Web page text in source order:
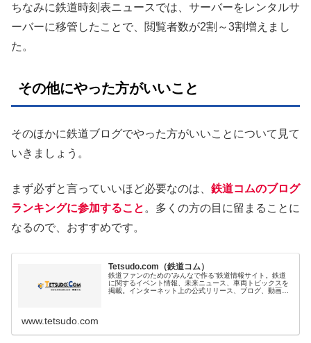
ちなみに鉄道時刻表ニュースでは、サーバーをレンタルサ
ーバーに移管したことで、閲覧者数が2割～3割増えまし
た。
その他にやった方がいいこと
そのほかに鉄道ブログでやった方がいいことについて見て
いきましょう。
まず必ずと言っていいほど必要なのは、 鉄道コムのブログ
ランキングに参加すること 。多くの方の目に留まることに
なるので、おすすめです。
Tetsudo.com（鉄道コム）
鉄道ファンのための“みんなで作る”鉄道情報サイト。鉄道
に関するイベント情報、未来ニュース、車両トピックスを
掲載。インターネット上の公式リリース、ブログ、動画、
www.tetsudo.com